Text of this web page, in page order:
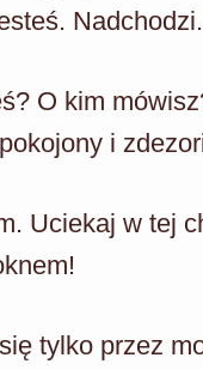
Nadchodzi.
O kim
i
Uciekaj w tej
tylko przez